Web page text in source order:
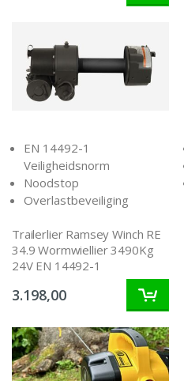
EN 14492-1
Veiligheidsnorm
Noodstop
Overlastbeveiliging
Trailerlier Ramsey Winch RE
34.9 Wormwiellier 3490Kg
24V EN 14492-1
3.198,00